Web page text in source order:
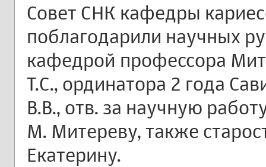
Совет СНК кафедры
поблагодарили научных
кафедрой профессора
Т.С., ординатора 2 года
В.В., отв. за научную
М. Митереву, также
Екатерину.